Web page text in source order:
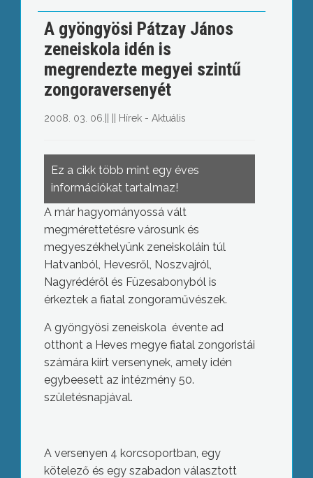
A gyöngyösi Pátzay János
zeneiskola idén is
megrendezte megyei szintű
zongoraversenyét
2008. 03. 06. Hírek - Aktuális
Ez a cikk több mint egy éves
információkat tartalmaz!
A már hagyományossá vált
megmérettetésre városunk és
megyeszékhelyünk zeneiskoláin túl
Hatvanból, Hevesről, Noszvajról,
Nagyrédéről és Füzesabonyból is
érkeztek a fiatal zongoraművészek.
A gyöngyösi zeneiskola évente ad
otthont a Heves megye fiatal zongoristái
számára kiírt versenynek, amely idén
egybeesett az intézmény 50.
születésnapjával.
A versenyen 4 korcsoportban, egy
kötelező és egy szabadon választott